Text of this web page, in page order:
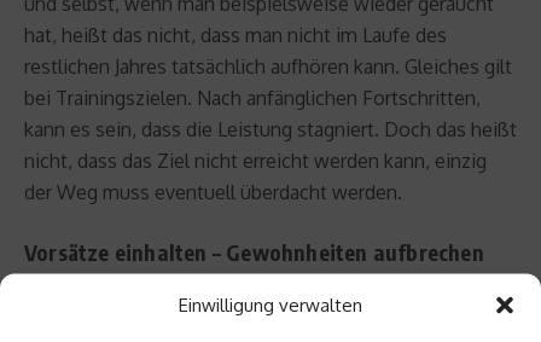
Einwilligung verwalten
hat, heißt das nicht, dass man nicht im Laufe des
restlichen Jahres tatsächlich aufhören kann. Gleiches gilt
bei Trainingszielen. Nach anfänglichen Fortschritten,
kann es sein, dass die Leistung stagniert. Doch das heißt
nicht, dass das Ziel nicht erreicht werden kann, einzig
der Weg muss eventuell überdacht werden.
Vorsätze einhalten – Gewohnheiten aufbrechen
und neue etablieren